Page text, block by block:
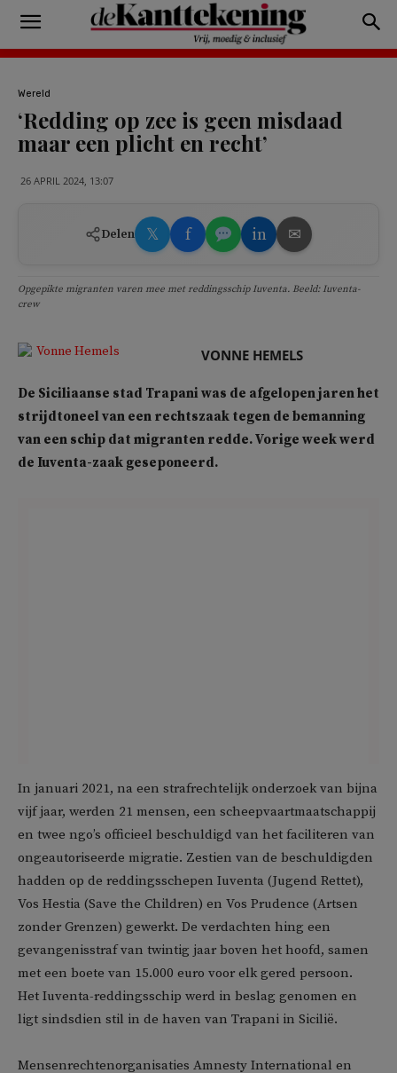
Wereld
‘Redding op zee is geen misdaad
maar een plicht en recht’
26 APRIL 2024, 13:07
Delen 𝕏 f in ✉
Opgepikte migranten varen mee met reddingsschip Iuventa. Beeld: Iuventa-
crew
VONNE HEMELS
De Siciliaanse stad Trapani was de afgelopen jaren het
strijdtoneel van een rechtszaak tegen de bemanning
van een schip dat migranten redde. Vorige week werd
de Iuventa-zaak geseponeerd.
In januari 2021, na een strafrechtelijk onderzoek van bijna
vijf jaar, werden 21 mensen, een scheepvaartmaatschappij
en twee ngo’s officieel beschuldigd van het faciliteren van
ongeautoriseerde migratie. Zestien van de beschuldigden
hadden op de reddingsschepen Iuventa (Jugend Rettet),
Vos Hestia (Save the Children) en Vos Prudence (Artsen
zonder Grenzen) gewerkt. De verdachten hing een
gevangenisstraf van twintig jaar boven het hoofd, samen
met een boete van 15.000 euro voor elk gered persoon.
Het Iuventa-reddingsschip werd in beslag genomen en
ligt sindsdien stil in de haven van Trapani in Sicilië.
Mensenrechtenorganisaties Amnesty International en